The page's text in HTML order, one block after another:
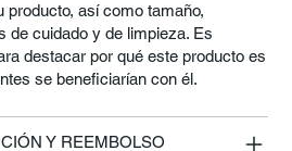
producto, así como tamaño,
de cuidado y de limpieza. Es
destacar por qué este producto es
se beneficiarían con él.
Y REEMBOLSO